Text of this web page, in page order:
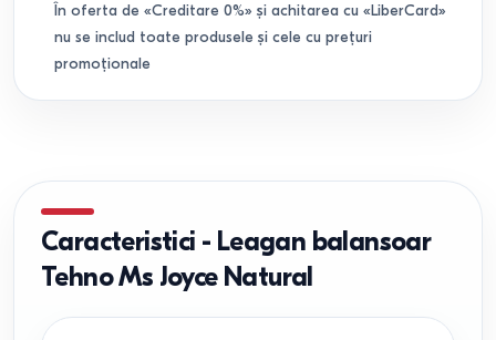
În oferta de «Creditare 0%» și achitarea cu «LiberCard»
nu se includ toate produsele și cele cu prețuri
promoționale
Caracteristici - Leagan balansoar
Tehno Ms Joyce Natural